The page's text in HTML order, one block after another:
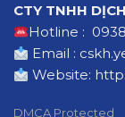
CTY TNHH
Hotline :
Email :
Website:
DMCA Protected